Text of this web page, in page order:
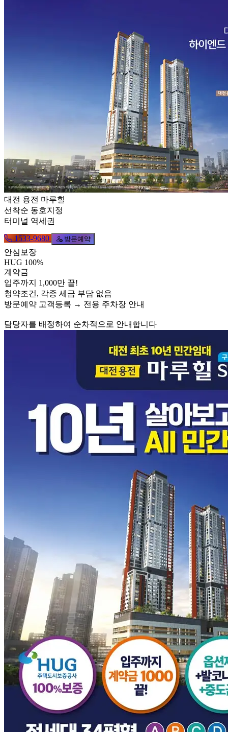
대전 용전 마루힐
선착순 동호지정
터미널 역세권
1533-9680
방문예약
안심보장
HUG 100%
계약금
입주까지 1,000만 끝!
청약조건, 각종 세금 부담 없음
방문예약 고객등록 → 전용 주차장 안내
담당자를 배정하여 순차적으로 안내합니다